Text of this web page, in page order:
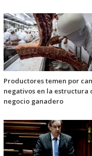
Productores temen por
negativos en la estructura
negocio ganadero